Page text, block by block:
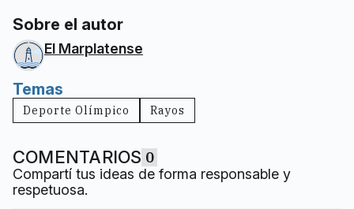
Sobre el autor
El Marplatense
Temas
Deporte Olímpico Rayos
COMENTARIOS 0
Compartí tus ideas de forma responsable y
respetuosa.